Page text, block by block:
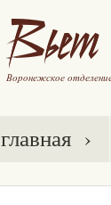
главная ›